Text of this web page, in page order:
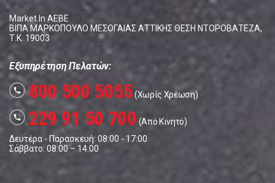
Market In ΑΕΒΕ
ΒΙΠΑ ΜΑΡΚΟΠΟΥΛΟ ΜΕΣΟΓΑΙΑΣ ΑΤΤΙΚΗΣ ΘΕΣΗ ΝΤΟΡΟΒΑΤΕΖΑ,
Τ.Κ. 19003
Εξυπηρέτηση Πελατών:
call 800 500 5055(Χωρίς Χρέωση)
call 229 91 50 700 (Από Κινητό)
Δευτέρα - Παρασκευή: 08:00 - 17:00
Σάββατο: 08:00 – 14:00